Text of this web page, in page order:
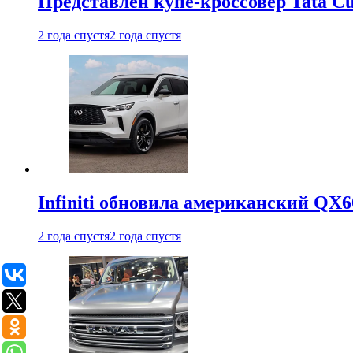
2 года спустя2 года спустя
Infiniti обновила американский
2 года спустя2 года спустя